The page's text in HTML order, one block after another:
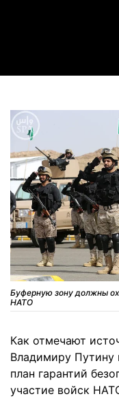
Буферную зону должны
НАТО
Как отмечают
Владимиру Путину
план гарантий
участие войск